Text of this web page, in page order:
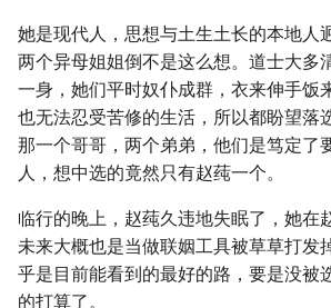
她是现代人，思想与土生土长的本地人
两个异母姐姐倒不是这么想。道士大多
一身，她们平时奴仆成群，衣来伸手饭
也无法忍受苦修的生活，所以都盼望落
那一个哥哥，两个弟弟，他们是笃定了
人，想中选的竟然只有赵莼一个。
临行的晚上，赵莼久违地失眠了，她在
未来大概也是当做联姻工具被草草打发
乎是目前能看到的最好的路，要是没被
的打算了。